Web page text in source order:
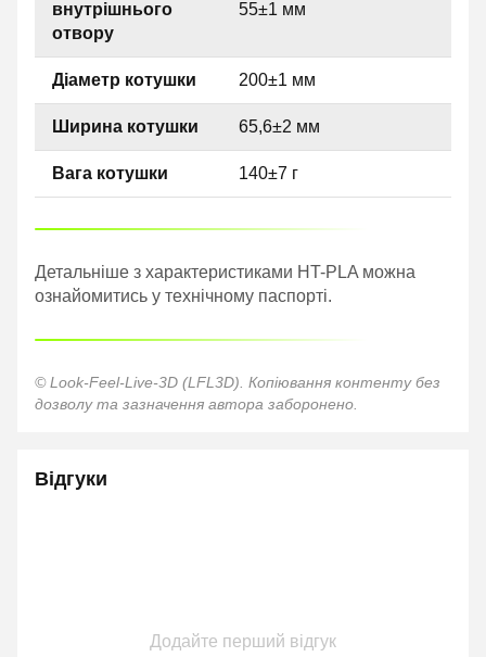
внутрішнього
отвору
55±1 мм
Діаметр котушки 200±1 мм
Ширина котушки 65,6±2 мм
Вага котушки 140±7 г
Детальніше з характеристиками HT-PLA можна
ознайомитись у технічному паспорті.
© Look-Feel-Live-3D (LFL3D). Копіювання контенту без
дозволу та зазначення автора заборонено.
Відгуки
Додайте перший відгук